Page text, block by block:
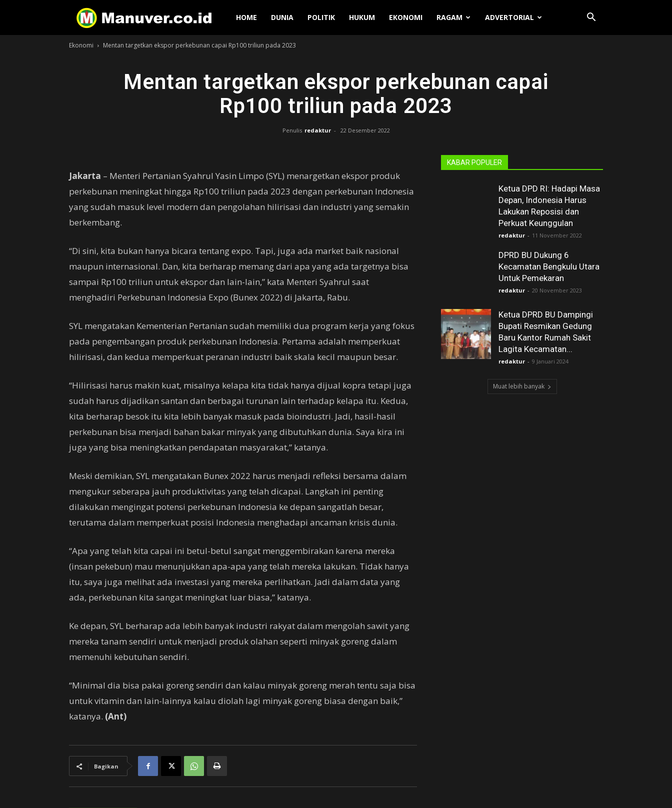
Manuver
HOME DUNIA POLITIK HUKUM EKONOMI RAGAM ADVERTORIAL
Ekonomi Mentan targetkan ekspor perkebunan capai Rp100 triliun pada 2023
Mentan targetkan ekspor perkebunan capai
Rp100 triliun pada 2023
Penulis redaktur - 22 Desember 2022
Jakarta – Menteri Pertanian Syahrul Yasin Limpo (SYL) menargetkan ekspor produk
perkebunan meningkat hingga Rp100 triliun pada 2023 dengan perkebunan Indonesia
yang sudah masuk level modern dan pengolahan hilirisasi dan industri yang semakin
berkembang.
“Di sini, kita bukan hanya bicara tentang expo. Tapi, juga ada market baik nasional
maupun internasional. Dan, kita berharap memang dari apa yang ada targetnya bisa
sampai Rp100 triliun untuk ekspor dan lain-lain,” kata Menteri Syahrul saat
menghadiri Perkebunan Indonesia Expo (Bunex 2022) di Jakarta, Rabu.
SYL mengatakan Kementerian Pertanian sudah memiliki dua program kerja yang fokus
pada pengembangan produk perkebunan Indonesia. Pertama adalah memperkuat
hilirisasi, dan kedua memperkuat peranan industri baik skala kecil maupun besar.
“Hilirisasi harus makin kuat, misalnya kelapa kita tidak hanya dijual kopra tetapi juga
sudah harus dijadikan santan dan berbagai turunan lain terhadap kelapa itu. Kedua,
kita berharap besok itu kita lebih banyak masuk pada bioindustri. Jadi, hasil-hasil
perkebunan bisa menjadi bahan bakar minyak yang dibutuhkan dunia. Saya kira ini
juga yang bisa meningkatkan pendapatan masyarakat,” katanya.
Meski demikian, SYL mengatakan Bunex 2022 harus menjadi refleksi bersama dalam
mengukur seberapa jauh produktivitas yang telah dicapai. Langkah ini penting
dilakukan mengingat potensi perkebunan Indonesia ke depan sangatlah besar,
terutama dalam memperkuat posisi Indonesia menghadapi ancaman krisis dunia.
“Apa yang telah kita capai ini betul-betul sangat menggembirakan karena mereka
(insan pekebun) mau menunjukkan apa-apa yang telah mereka lakukan. Tidak hanya
itu, saya juga melihat ada investasi yang mereka perlihatkan. Jadi dalam data yang
ada, perkebunan kita sangat meningkat luar biasa,” katanya.
Ke depan, SYL berharap ada lebih banyak industri rakyat dalam mengolah sawit yang
mereka tanam sendiri untuk menjadi produk olahan seperti minyak goreng dalam
memenuhi kebutuhan sendiri.
“Minimal dia bisa pakai goreng sendiri dan kalau minyak goreng merah tentu saja bisa
untuk vitamin dan lain-lainnya kalau diolah lagi minyak goreng biasa dengan baik,”
katanya. (Ant)
Bagikan
KABAR POPULER
Ketua DPD RI: Hadapi Masa
Depan, Indonesia Harus
Lakukan Reposisi dan
Perkuat Keunggulan
redaktur - 11 November 2022
DPRD BU Dukung 6
Kecamatan Bengkulu Utara
Untuk Pemekaran
redaktur - 20 November 2023
Ketua DPRD BU Dampingi
Bupati Resmikan Gedung
Baru Kantor Rumah Sakit
Lagita Kecamatan...
redaktur - 9 Januari 2024
Muat lebih banyak